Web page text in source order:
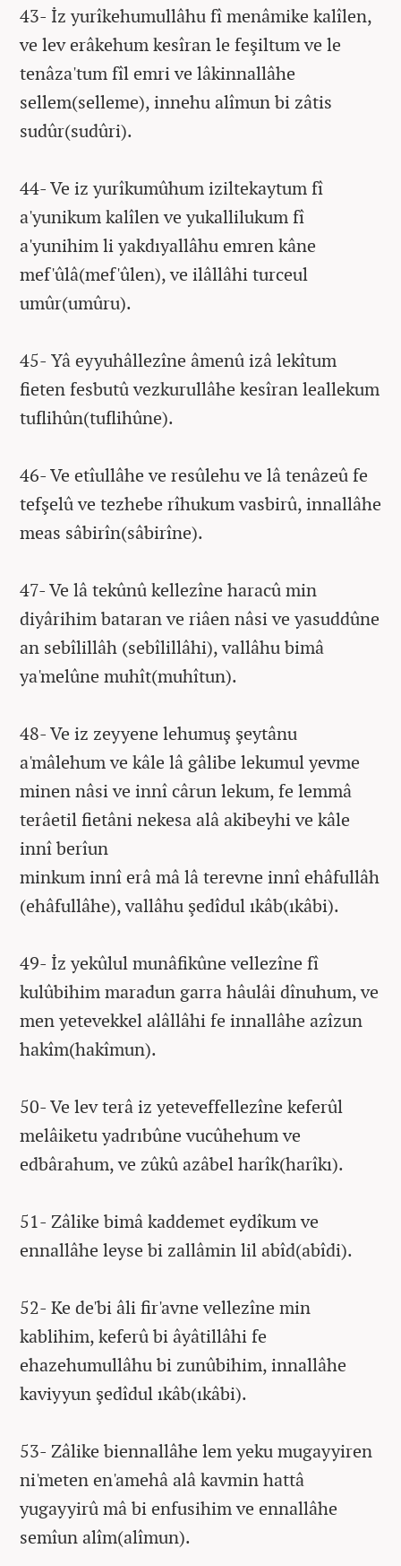
43- İz yurîkehumullâhu fî menâmike kalîlen,
ve lev erâkehum kesîran le feşiltum ve le
tenâza'tum fîl emri ve lâkinnallâhe
sellem(selleme), innehu alîmun bi zâtis
sudûr(sudûri).
44- Ve iz yurîkumûhum iziltekaytum fî
a'yunikum kalîlen ve yukallilukum fî
a'yunihim li yakdıyallâhu emren kâne
mef'ûlâ(mef'ûlen), ve ilâllâhi turceul
umûr(umûru).
45- Yâ eyyuhâllezîne âmenû izâ lekîtum
fieten fesbutû vezkurullâhe kesîran leallekum
tuflihûn(tuflihûne).
46- Ve etîullâhe ve resûlehu ve lâ tenâzeû fe
tefşelû ve tezhebe rîhukum vasbirû, innallâhe
meas sâbirîn(sâbirîne).
47- Ve lâ tekûnû kellezîne haracû min
diyârihim bataran ve riâen nâsi ve yasuddûne
an sebîlillâh (sebîlillâhi), vallâhu bimâ
ya'melûne muhît(muhîtun).
48- Ve iz zeyyene lehumuş şeytânu
a'mâlehum ve kâle lâ gâlibe lekumul yevme
minen nâsi ve innî cârun lekum, fe lemmâ
terâetil fietâni nekesa alâ akibeyhi ve kâle
innî berîun
minkum innî erâ mâ lâ terevne innî ehâfullâh
(ehâfullâhe), vallâhu şedîdul ıkâb(ıkâbi).
49- İz yekûlul munâfikûne vellezîne fî
kulûbihim maradun garra hâulâi dînuhum, ve
men yetevekkel alâllâhi fe innallâhe azîzun
hakîm(hakîmun).
50- Ve lev terâ iz yeteveffellezîne keferûl
melâiketu yadrıbûne vucûhehum ve
edbârahum, ve zûkû azâbel harîk(harîkı).
51- Zâlike bimâ kaddemet eydîkum ve
ennallâhe leyse bi zallâmin lil abîd(abîdi).
52- Ke de'bi âli fir'avne vellezîne min
kablihim, keferû bi âyâtillâhi fe
ehazehumullâhu bi zunûbihim, innallâhe
kaviyyun şedîdul ıkâb(ıkâbi).
53- Zâlike biennallâhe lem yeku mugayyiren
ni'meten en'amehâ alâ kavmin hattâ
yugayyirû mâ bi enfusihim ve ennallâhe
semîun alîm(alîmun).